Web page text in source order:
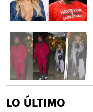
LO ÚLTIMO